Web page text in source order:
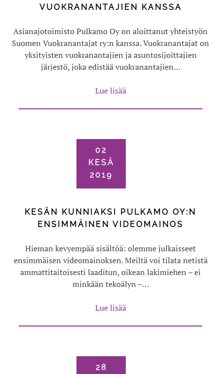
VUOKRANANTAJIEN KANSSA
Asianajotoimisto Pulkamo Oy on aloittanut yhteistyön
Suomen Vuokranantajat ry:n kanssa. Vuokranantajat on
yksityisten vuokranantajien ja asuntosijoittajien
järjestö, joka edistää vuokranantajien…
Lue lisää
02
KESÄ
2019
KESÄN KUNNIAKSI PULKAMO OY:N
ENSIMMÄINEN VIDEOMAINOS
Hieman kevyempää sisältöä: olemme julkaisseet
ensimmäisen videomainoksen. Meiltä voi tilata netistä
ammattitaitoisesti laaditun, oikean lakimiehen – ei
minkään tekoälyn –…
Lue lisää
28